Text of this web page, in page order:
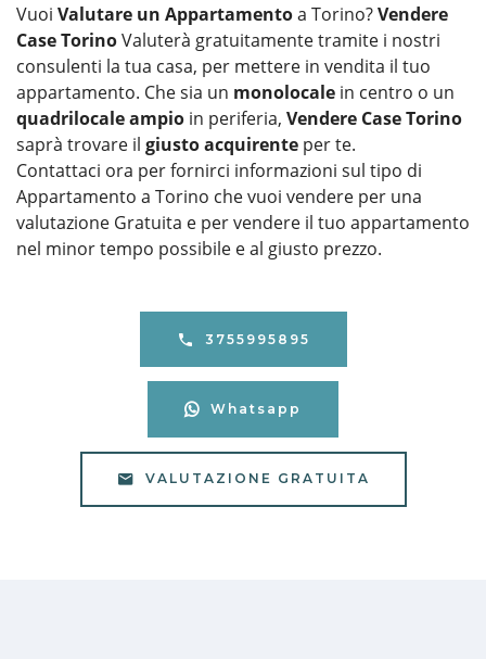
Vuoi Valutare un Appartamentoa Torino?Vendere
Case TorinoValuterà gratuitamente tramite i nostri
consulenti la tua casa, per mettere in vendita il tuo
appartamento. Che sia un monolocale in centro o un
quadrilocale ampio in periferia, Vendere Case Torino
saprà trovare il giusto acquirente per te.
Contattaci ora per fornirci informazioni sul tipo di
Appartamento a Torino che vuoi vendere per una
valutazione Gratuita e per vendere il tuo appartamento
nel minor tempo possibile e al giusto prezzo.
3755995895
Whatsapp
VALUTAZIONE GRATUITA